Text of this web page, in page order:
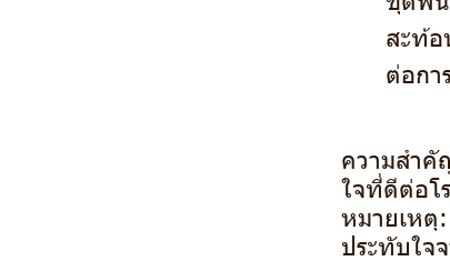
สะท้อ
ต่อกา
ความสำคั
ใจที่ดีต่อโ
หมายเหตุ
ประทับใจ